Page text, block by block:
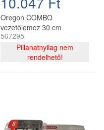
Oregon COMBO
vezetőlemez 30 cm
120SDEA074 + 2 db
91P044E lánc 3/8P 1.3 mm
44 szemes
567295
Pillanatnyilag nem
rendelhető!